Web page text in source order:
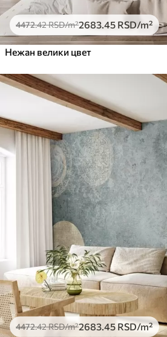
4472.42RSD/m²2683 .45 RSD/m²
Нежан велики цвет
4472.42RSD/m²2683 .45 RSD/m²